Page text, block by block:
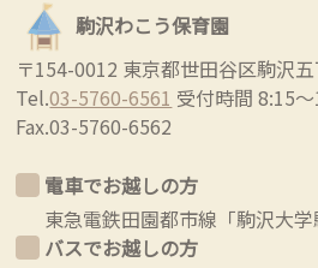
駒沢わこう保育園
〒154-0012 東京都世田谷区駒沢
Tel.03-5760-6561 受付時間 8:15
Fax.03-5760-6562
電車でお越しの方
東急電鉄田園都市線「駒沢大
バスでお越しの方